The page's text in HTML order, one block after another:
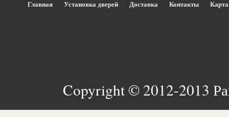
Главная Установка дверей Доставка Контакты
Copyright © 2012-2013